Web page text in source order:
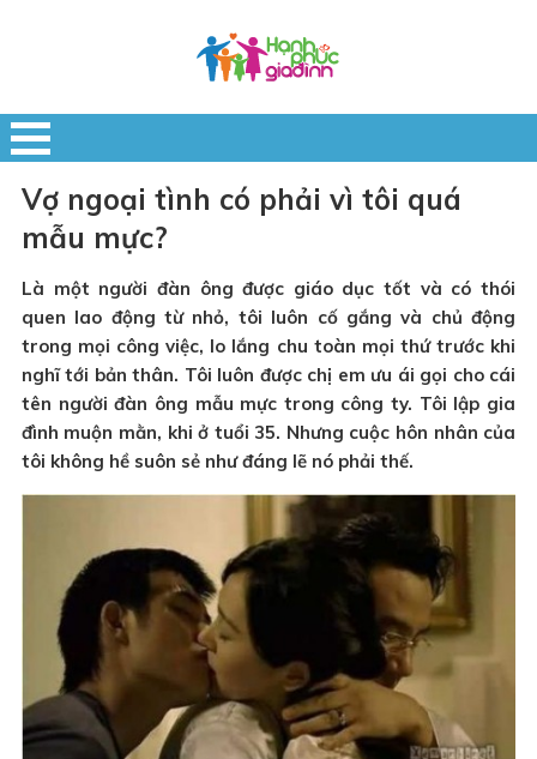
Vợ ngoại tình có phải vì tôi quá
mẫu mực?
Là một người đàn ông được giáo dục tốt và có thói
quen lao động từ nhỏ, tôi luôn cố gắng và chủ động
trong mọi công việc, lo lắng chu toàn mọi thứ trước khi
nghĩ tới bản thân. Tôi luôn được chị em ưu ái gọi cho cái
tên người đàn ông mẫu mực trong công ty. Tôi lập gia
đình muộn mằn, khi ở tuổi 35. Nhưng cuộc hôn nhân của
tôi không hề suôn sẻ như đáng lẽ nó phải thế.